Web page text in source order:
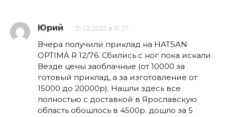
Юрий 15.02.2022 в 12:37
Вчера получили приклад на HATSAN
OPTIMA R 12/76. Сбились с ног пока искали.
Везде цены заоблачные (от 10000 за
готовый приклад, а за изготовление от
15000 до 20000р). Нашли здесь все
полностью с доставкой в Ярославскую
область обошлось в 4500р. дошло за 5